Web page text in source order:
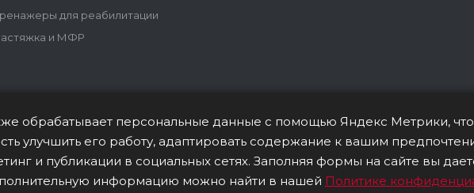
для реабилитации
и МФР
ПОЛИТИКА В
обрабатывает персональные данные с помощью Яндекс Метрики,
улучшить его работу, адаптировать содержание к вашим
и публикации в социальных сетях. Заполняя формы на сайте вы
информацию можно найти в нашей Политике